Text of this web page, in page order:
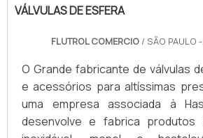
VÁLVULAS DE ESFERA
FLUTROL COMERCIO / SÃO PAULO
O Grande fabricante de válvulas
e acessórios para altíssimas
uma empresa associada à
desenvolve e fabrica produtos